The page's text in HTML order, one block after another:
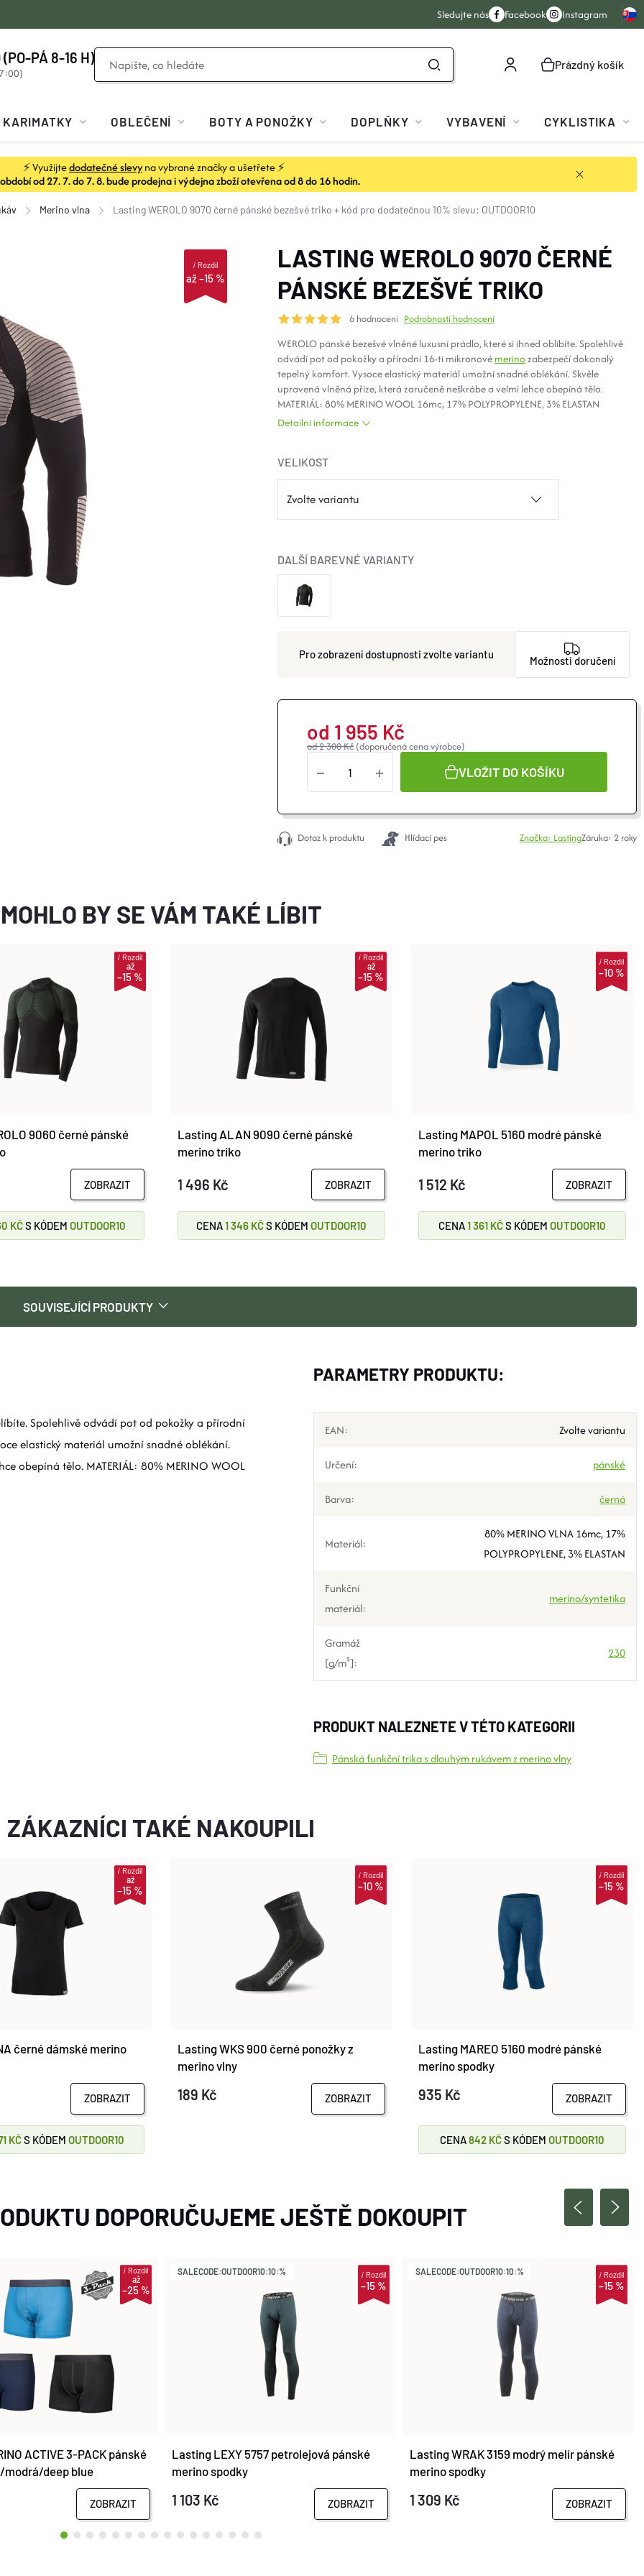
⚡ Využijtedodatečné slevyna vybrané značky a ušetřete ⚡
od 27. 7. do 7. 8. bude prodejna i výdejna zboží otevřena od 8 do 16 hodin.
Sledujte nás Facebook Instagram
NÁKUPNÍ
Prázdný košík
PÁ 8-16 H)
KARIMATKY OBLEČENÍ BOTY A PONOŽKY DOPLŇKY VYBAVENÍ CYKLISTIKA
Merino vlna Lasting WEROLO 9070 černé pánské bezešvé triko + kód pro dodatečnou 10% slevu: OUTDOOR10
až –15 %
iRozdíl
LASTING WEROLO 9070 ČERNÉ
PÁNSKÉ BEZEŠVÉ TRIKO
6 hodnocení Podrobnosti hodnocení
WEROLO pánské bezešvé vlněné luxusní prádlo, které si ihned oblíbíte. Spolehlivě
odvádí pot od pokožky a přírodní 16-ti mikronové merino zabezpečí dokonalý
tepelný komfort. Vysoce elastický materiál umožní snadné oblékání. Skvěle
upravená vlněná příze, která zaručeně neškrábe a velmi lehce obepíná tělo.
MATERIÁL: 80% MERINO WOOL 16mc, 17% POLYPROPYLENE, 3% ELASTAN
Detailní informace
VELIKOST
zvolte variantu
DALŠÍ BAREVNÉ VARIANTY
Možnosti doručení
od 2 300 Kč (doporučená cena výrobce)
od 1 955 Kč
VLOŽIT DO KOŠÍKU
Dotaz k produktu Hlídací pes Značka: LastingZáruka: 2 roky
MOHLO BY SE VÁM TAKÉ LÍBIT
až
–15 %
iRozdíl
9060 černé pánské
ZOBRAZIT
KČS KÓDEM OUTDOOR10
až
–15 %
iRozdíl
Lasting ALAN 9090 černé pánské
merino triko
1 496 Kč ZOBRAZIT
CENA1 346 KČS KÓDEM OUTDOOR10
–10 %
iRozdíl
Lasting MAPOL 5160 modré pánské
merino triko
1 512 Kč ZOBRAZIT
CENA1 361 KČS KÓDEM OUTDOOR10
SOUVISEJÍCÍ PRODUKTY
Spolehlivě odvádí pot od pokožky a přírodní
elastický materiál umožní snadné oblékání.
obepíná tělo. MATERIÁL: 80% MERINO WOOL
PARAMETRY PRODUKTU:
EAN: Zvolte variantu
Určení: pánské
Barva: černá
Materiál:
80% MERINO VLNA 16mc, 17%
POLYPROPYLENE, 3% ELASTAN
Funkční
materiál:
merino/syntetika
Gramáž
[g/m²]:
230
PRODUKT NALEZNETE V TÉTO KATEGORII
Pánská funkční trika s dlouhým rukávem z merino vlny
ZÁKAZNÍCI TAKÉ NAKOUPILI
až
–15 %
iRozdíl
černé dámské merino
ZOBRAZIT
KČS KÓDEM OUTDOOR10
–10 %
iRozdíl
Lasting WKS 900 černé ponožky z
merino vlny
189 Kč ZOBRAZIT
–15 %
iRozdíl
Lasting MAREO 5160 modré pánské
merino spodky
935 Kč ZOBRAZIT
CENA842 KČS KÓDEM OUTDOOR10
DOPORUČUJEME JEŠTĚ DOKOUPIT
až
–25 %
iRozdíl
ACTIVE 3-PACK pánské
deep blue
ZOBRAZIT
SALECODE:OUTDOOR10:10:%
–15 %
iRozdíl
Lasting LEXY 5757 petrolejová pánské
merino spodky
1 103 Kč ZOBRAZIT
SALECODE:OUTDOOR10:10:%
–15 %
iRozdíl
Lasting WRAK 3159 modrý melír pánské
merino spodky
1 309 Kč ZOBRAZIT